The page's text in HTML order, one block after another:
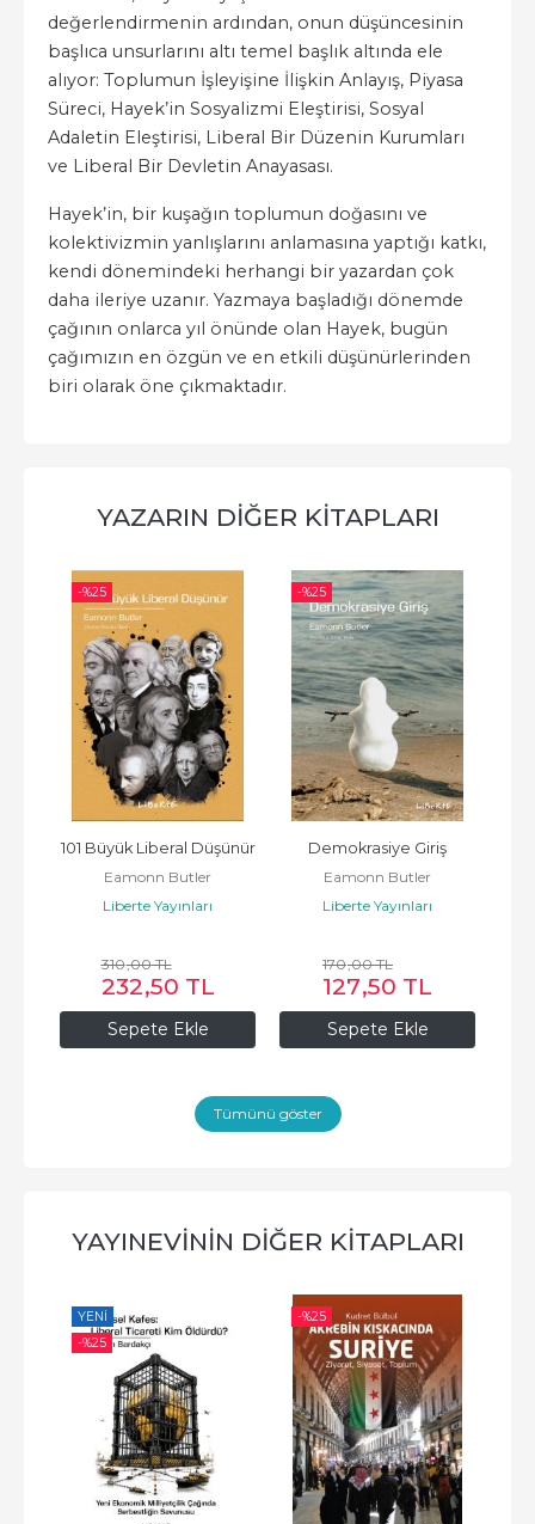
değerlendirmenin ardından, onun düşüncesinin
başlıca unsurlarını altı temel başlık altında ele
alıyor: Toplumun İşleyişine İlişkin Anlayış, Piyasa
Süreci, Hayek’in Sosyalizmi Eleştirisi, Sosyal
Adaletin Eleştirisi, Liberal Bir Düzenin Kurumları
ve Liberal Bir Devletin Anayasası.
Hayek’in, bir kuşağın toplumun doğasını ve
kolektivizmin yanlışlarını anlamasına yaptığı katkı,
kendi dönemindeki herhangi bir yazardan çok
daha ileriye uzanır. Yazmaya başladığı dönemde
çağının onlarca yıl önünde olan Hayek, bugün
çağımızın en özgün ve en etkili düşünürlerinden
biri olarak öne çıkmaktadır.
YAZARIN DIĞER KITAPLARI
-%25
Sepete Ekle
101 Büyük Liberal Düşünür
Eamonn Butler
Liberte Yayınları
310,00TL
232,50 TL
-%25
Sepete Ekle
Demokrasiye Giriş
Eamonn Butler
Liberte Yayınları
170,00TL
127,50 TL
Tümünü göster
YAYINEVININ DIĞER KITAPLARI
YENI
-%25
-%25